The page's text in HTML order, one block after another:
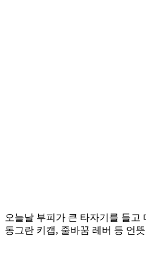
오늘날 부피가 큰 타자기를 들고
동그란 키캡, 줄바꿈 레버 등 언